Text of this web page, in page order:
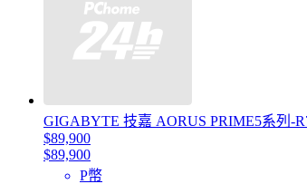
GIGABYTE 技嘉 AORUS PRIME5系列-
$89,900
$89,900
P幣